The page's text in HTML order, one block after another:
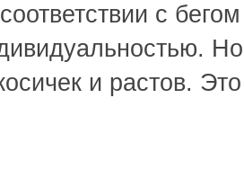
соответствии с
и растов.